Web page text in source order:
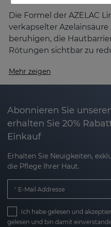
Die Formel der AZELAC
verkapselter
beruhigen, die
Rötungen sichtbar zu
Was ist Azelainsäure
vielfältigen
Beruhigend:
Sebumregulierend:
Talgproduktion und
Verhornung.
Sanft
auf und sorgt für ein
Mehr zeigen
Abonnieren Sie
erhalten Sie 20%
Einkauf
Erhalten Sie Neuigkeiten,
die Pflege Ihrer Haut.
E-Mail Addresse
Ich habe gelesen und
gelesen und bin damit